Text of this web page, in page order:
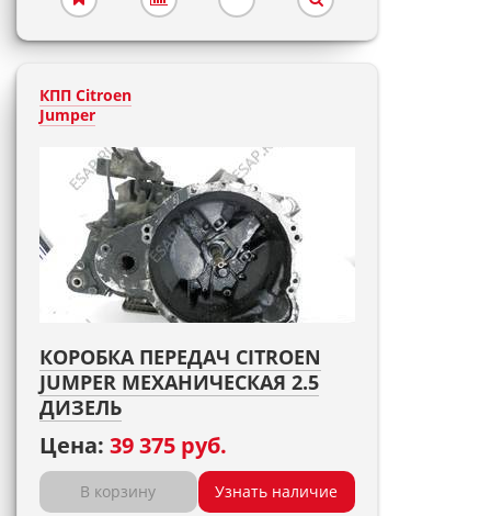
КПП Citroen
Jumper
КОРОБКА ПЕРЕДАЧ CITROEN
JUMPER МЕХАНИЧЕСКАЯ 2.5
ДИЗЕЛЬ
Цена: 39 375 руб.
В корзину Узнать наличие